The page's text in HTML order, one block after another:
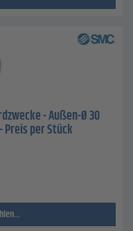
- Außen-Ø 30
Preis per Stück